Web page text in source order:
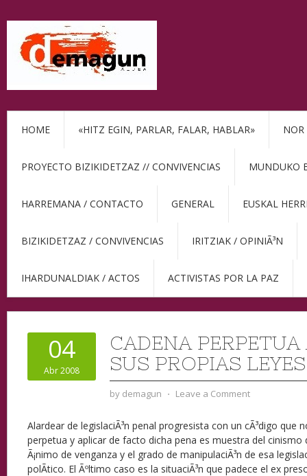
HOME «HITZ EGIN, PARLAR, FALAR, HABLAR» NOR
PROYECTO BIZIKIDETZAZ // CONVIVENCIAS MUNDUKO
HARREMANA / CONTACTO GENERAL EUSKAL
BIZIKIDETZAZ / CONVIVENCIAS IRITZIAK / OPINIÃ³N
IHARDUNALDIAK / ACTOS ACTIVISTAS POR LA PAZ
04
Abr 2008
CADENA PERPETUA
SUS PROPIAS LEYES
by demagun ⋅ Leave a Comment
Alardear de legislaciÃ³n penal progresista con un cÃ³digo que
perpetua y aplicar de facto dicha pena es muestra del cinismo
Ã¡nimo de venganza y el grado de manipulaciÃ³n de esa
polÃ­tico. El Ãºltimo caso es la situaciÃ³n que padece el ex